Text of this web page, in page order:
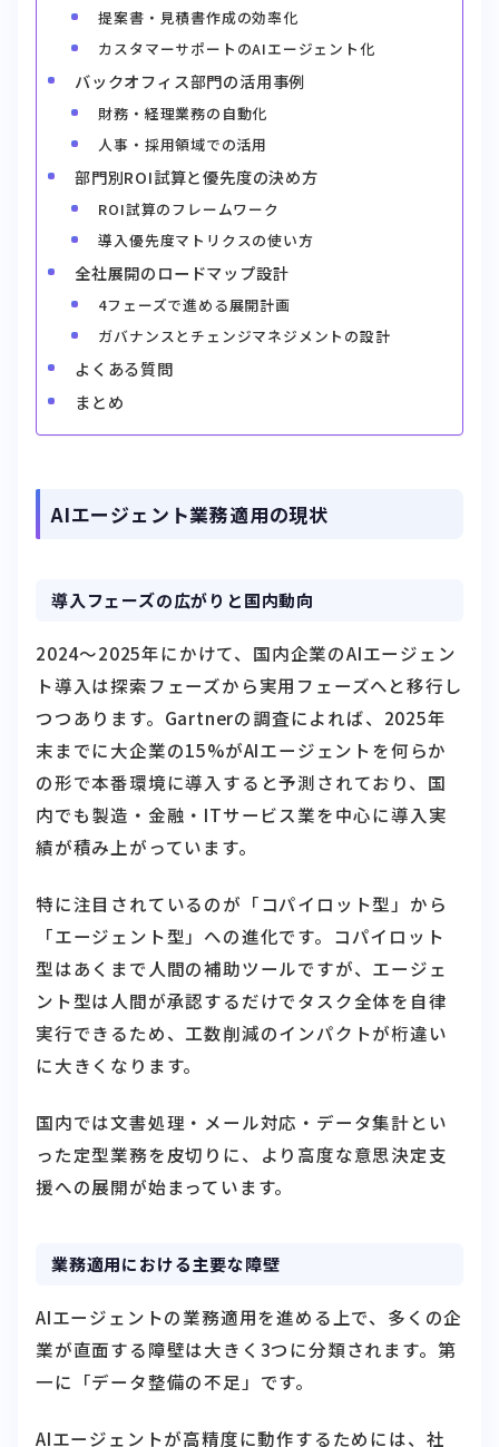
提案書・見積書作成の効率化
カスタマーサポートのAIエージェント化
バックオフィス部門の活用事例
財務・経理業務の自動化
人事・採用領域での活用
部門別ROI試算と優先度の決め方
ROI試算のフレームワーク
導入優先度マトリクスの使い方
全社展開のロードマップ設計
4フェーズで進める展開計画
ガバナンスとチェンジマネジメントの設計
よくある質問
まとめ
AIエージェント業務適用の現状
導入フェーズの広がりと国内動向
2024〜2025年にかけて、国内企業のAIエージェン
ト導入は探索フェーズから実用フェーズへと移行し
つつあります。Gartnerの調査によれば、2025年
末までに大企業の15%がAIエージェントを何らか
の形で本番環境に導入すると予測されており、国
内でも製造・金融・ITサービス業を中心に導入実
績が積み上がっています。
特に注目されているのが「コパイロット型」から
「エージェント型」への進化です。コパイロット
型はあくまで人間の補助ツールですが、エージェ
ント型は人間が承認するだけでタスク全体を自律
実行できるため、工数削減のインパクトが桁違い
に大きくなります。
国内では文書処理・メール対応・データ集計とい
った定型業務を皮切りに、より高度な意思決定支
援への展開が始まっています。
業務適用における主要な障壁
AIエージェントの業務適用を進める上で、多くの企
業が直面する障壁は大きく3つに分類されます。第
一に「データ整備の不足」です。
AIエージェントが高精度に動作するためには、社